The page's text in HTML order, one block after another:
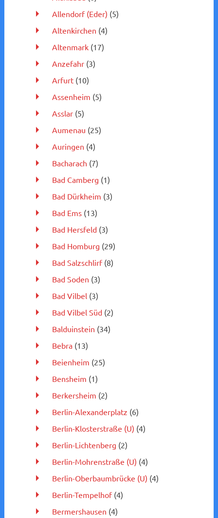
Allendorf (Eder) (5)
Altenkirchen (4)
Altenmark(17)
Anzefahr(3)
Arfurt(10)
Assenheim (5)
Asslar(5)
Aumenau (25)
Auringen (4)
Bacharach (7)
Bad Camberg (1)
Bad Dürkheim (3)
Bad Ems(13)
Bad Hersfeld(3)
Bad Homburg (29)
Bad Salzschlirf(8)
Bad Soden (3)
Bad Vilbel (3)
Bad Vilbel Süd(2)
Balduinstein (34)
Bebra(13)
Beienheim (25)
Bensheim (1)
Berkersheim (2)
Berlin-Alexanderplatz (6)
Berlin-Klosterstraße (U) (4)
Berlin-Lichtenberg (2)
Berlin-Mohrenstraße (U) (4)
Berlin-Oberbaumbrücke (U) (4)
Berlin-Tempelhof(4)
Bermershausen (4)